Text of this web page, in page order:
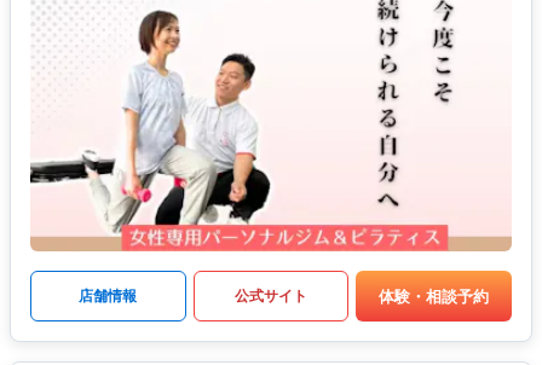
店舗情報 公式サイト 体験・相談予約